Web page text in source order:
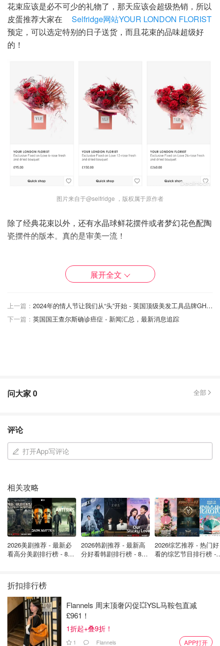
花束应该是必不可少的礼物了，那天应该会超级热销，所以
皮蛋推荐大家在
Selfridge网站YOUR LONDON FLORIST
预定，可以选定特别的日子送货，而且花束的品味超级好
的！
图片来自于@selfridge ，版权属于原作者
除了经典花束以外，还有水晶球鲜花摆件或者梦幻花色配陶
瓷摆件的版本。真的是审美一流！
图片来自于@ selfridge，版权属于原作者
JO MALONE LONDON 情人节限定香氛
祖马龙在情人节推出了限定款玫瑰香氛，味道是记忆中最重
要的一环，很多时候闻到熟悉的味道会更加容易记起当天的
美好回忆。所以香氛也是情人节礼物的好选择。这次情人节
JO MALONE限定款瓶身还有手绘玫瑰，细节满满！【
香
展开全文
上一篇：
2024年的情人节让我们从“头”开始 - 英国顶级美发工具品牌GHD推荐
下一篇： 英国国王查尔斯确诊癌症 - 新闻汇总，最新消息追踪
问大家0 全部
评论
打开App写评论
相关攻略
2026美剧推荐 - 最新必
看高分美剧排行榜 - 8月
2026韩剧推荐 - 最新高
分好看韩剧排行榜 - 8月
2026综艺推荐 - 热门好
看的综艺节目排行榜 -
折扣排行榜
Flannels 周末顶奢闪促💥YSL马鞍包直减
£961！
1折起+叠9折！
1 Flannels APP打开